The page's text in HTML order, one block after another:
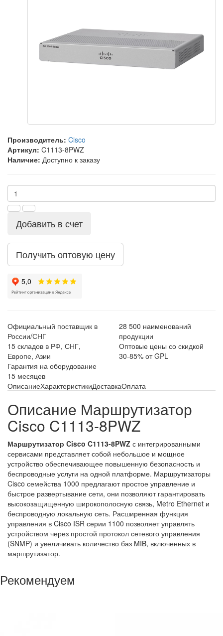
Производитель: Cisco
Артикул: C1113-8PWZ
Наличие: Доступно к заказу
Добавить в счет
Получить оптовую цену
Официальный поставщик в
России/СНГ
28 500 наименований
продукции
15 складов в РФ, СНГ,
Европе, Азии
Оптовые цены со скидкой
30-85% от GPL
Гарантия на оборудование
15 месяцев
ОписаниеХарактеристикиДоставкаОплата
Описание Маршрутизатор
Cisco C1113-8PWZ
Маршрутизатор Cisco C1113-8PWZ с интегрированными
сервисами представляет собой небольшое и мощное
устройство обеспечивающее повышенную безопасность и
беспроводные услуги на одной платформе. Маршрутизаторы
Cisco семейства 1000 предлагают простое управление и
быстрое развертывание сети, они позволяют гарантировать
высокозащищенную широкополосную связь, Metro Ethernet и
беспроводную локальную сеть. Расширенная функция
управления в Cisco ISR серии 1100 позволяет управлять
устройством через простой протокол сетевого управления
(SNMP) и увеличивать количество баз MIB, включенных в
маршрутизатор.
Рекомендуем